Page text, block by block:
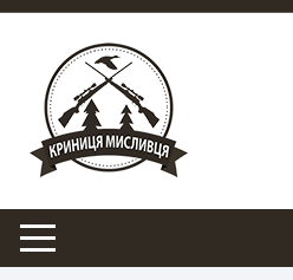
Перейти
вмісту